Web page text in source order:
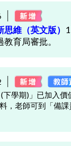
維（英文版）
育局審批。
(下學期)」已加入價
，老師可到「備課